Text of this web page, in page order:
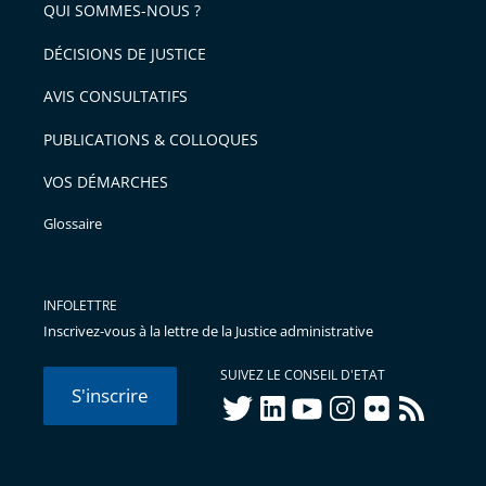
l'article
pour
avant
QUI SOMMES-NOUS ?
DÉCISIONS DE JUSTICE
AVIS CONSULTATIFS
PUBLICATIONS & COLLOQUES
VOS DÉMARCHES
Glossaire
INFOLETTRE
Inscrivez-vous à la lettre de la Justice administrative
S'inscrire
SUIVEZ LE CONSEIL D'ETAT
twitterlinkedInyoutubeinstagram
flickr rss